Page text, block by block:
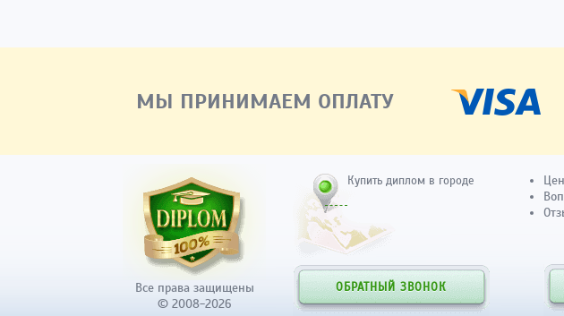
МЫ ПРИНИМАЕМ ОПЛАТУ
Все права защищены
© 2008-2026
Купить диплом в городе
ОБРАТНЫЙ ЗВОНОК